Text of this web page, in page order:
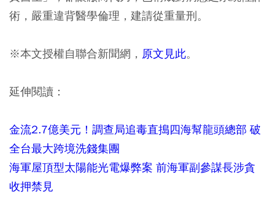
術，嚴重違背醫學倫理，建請從重量刑。
※本文授權自聯合新聞網， 原文見此。
延伸閱讀：
金流2.7億美元！調查局追毒直搗四海幫龍頭總部 破
全台最大跨境洗錢集團
海軍屋頂型太陽能光電爆弊案 前海軍副參謀長涉貪
收押禁見